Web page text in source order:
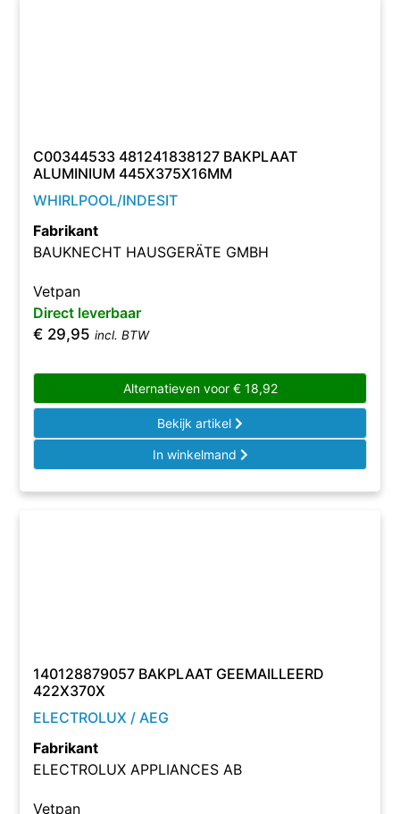
C00344533 481241838127 BAKPLAAT
ALUMINIUM 445X375X16MM
WHIRLPOOL/INDESIT
Fabrikant
BAUKNECHT HAUSGERÄTE GMBH
Vetpan
Direct leverbaar
€ 29,95 incl. BTW
Alternatieven voor €18,92
Bekijk artikel
In winkelmand
140128879057 BAKPLAAT GEEMAILLEERD
422X370X
ELECTROLUX / AEG
Fabrikant
ELECTROLUX APPLIANCES AB
Vetpan